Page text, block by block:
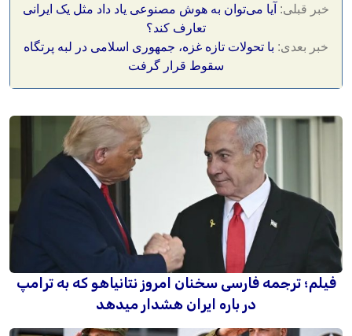
خبر قبلی: آیا می‌توان به هوش مصنوعی یاد داد مثل یک ایرانی
تعارف کند؟
خبر بعدی: با تحولات تازه غزه، جمهوری اسلامی در لبه پرتگاه
سقوط قرار گرفت
فیلم؛ ترجمه فارسی سخنان امروز نتانیاهو که به ترامپ
در باره ایران هشدار میدهد